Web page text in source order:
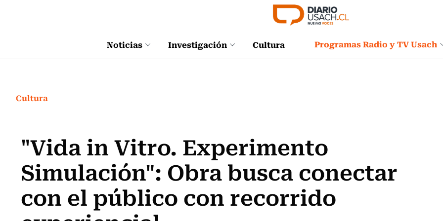
Noticias Investigación Cultura Programas Radio y TV Usach
Cultura
"Vida in Vitro. Experimento
Simulación": Obra busca conectar
con el público con recorrido